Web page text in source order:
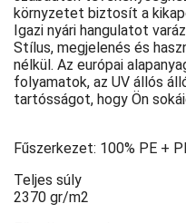
környzetet biztosít a
Igazi nyári hangulatot
Stílus, megjelenés és
nélkül. Az európai
folyamatok, az UV állós
tartósságot, hogy Ön
Fűszerkezet: 100% PE +
Teljes súly
2370 gr/m2